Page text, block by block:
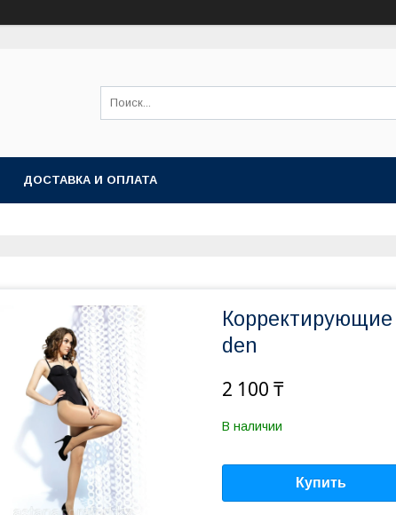
ДОСТАВКА И ОПЛАТА
Корректирующие
den
2 100 ₸
В наличии
Купить